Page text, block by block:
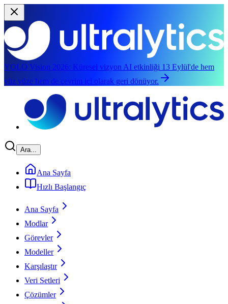
YOLO Vision 2026: Küresel vizyon AI etkinliği 13 Eylül'de hem
yüz yüze hem de çevrim içi olarak geri dönüyor.
Ara...
Ana Sayfa
Hızlı Başlangıç
Ana Sayfa
Modlar
Görevler
Modeller
Karşılaştır
Veri Setleri
Çözümler